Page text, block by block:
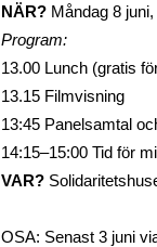
NÄR? Måndag 8 juni,
Program:
13.00 Lunch (gratis
13.15 Filmvisning
13:45 Panelsamtal
14:15–15:00 Tid för
VAR?
OSA: Senast 3 juni